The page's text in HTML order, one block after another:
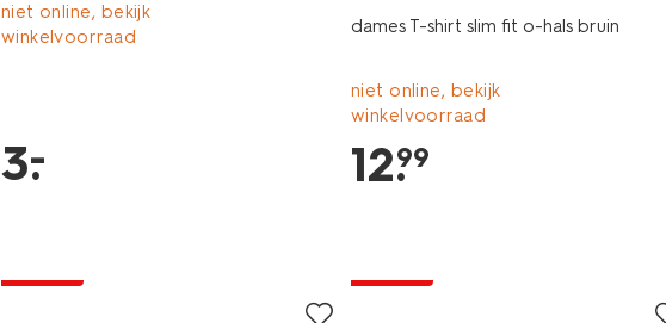
niet online, bekijk
winkelvoorraad
3.
–
dames T-shirt slim fit o-hals bruin
niet online, bekijk
winkelvoorraad
12.
99